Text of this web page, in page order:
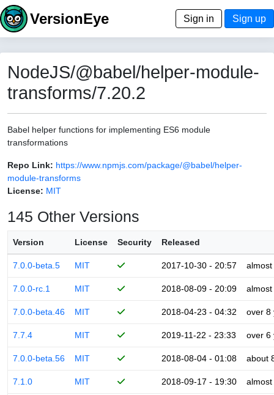
VersionEye Sign in Sign up
NodeJS/@babel/helper-module-
transforms/7.20.2
Babel helper functions for implementing ES6 module
transformations
Repo Link: https://www.npmjs.com/package/@babel/helper-
module-transforms
License: MIT
145 Other Versions
Version License Security Released
7.0.0-beta.5 MIT 2017-10-30 - 20:57
7.0.0-rc.1 MIT 2018-08-09 - 20:09
7.0.0-beta.46 MIT 2018-04-23 - 04:32 over 8
7.7.4 MIT 2019-11-22 - 23:33 over 6
7.0.0-beta.56 MIT 2018-08-04 - 01:08 about
7.1.0 MIT 2018-09-17 - 19:30